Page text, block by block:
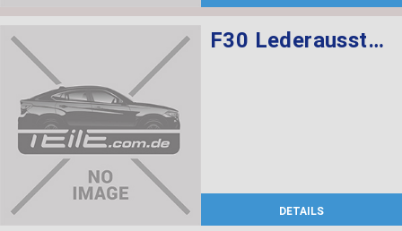
F30 Lederausstattung, Sportsitze, elekt. verstellbar mit memory, Sitzheizung vorne
DETAILS